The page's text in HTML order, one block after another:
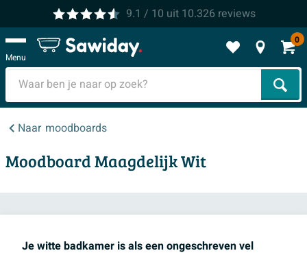
9.1 / 10 uit 10.326 reviews
Menu
0
Naar moodboards
Moodboard Maagdelijk Wit
Je witte badkamer is als een ongeschreven vel